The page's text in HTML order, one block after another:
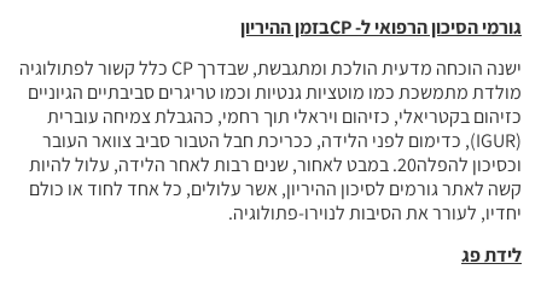
גורמי הסיכון הרפואי ל-
בזמן ההיריון
ישנה הוכחה מדעית הולכת ומתגבשת, שבדרך CP כלל קשור לפתולוגיה
מולדת מתמשכת כמו מוטציות גנטיות וכמו טריגרים סביבתיים הגיוניים
כזיהום בקטריאלי, כזיהום ויראלי תוך רחמי, כהגבלת צמיחה עוברית
(IGUR), כדימום לפני הלידה, ככריכת חבל הטבור סביב צוואר העובר
וכסיכון להפלה20. במבט לאחור, שנים רבות לאחר הלידה, עלול להיות
קשה לאתר גורמים לסיכון ההיריון, אשר עלולים, כל אחד לחוד או כולם
יחדיו, לעורר את הסיבות לנוירו-פתולוגיה.
לידת פג